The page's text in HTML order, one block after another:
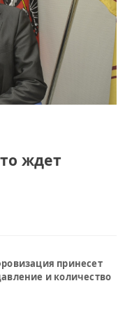
ждет
принесет
и количество